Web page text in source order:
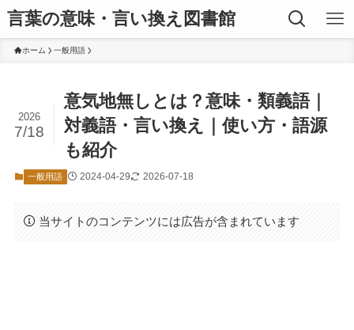
言葉の意味・言い換え図書館
ホーム 一般用語
意気地無しとは？意味・類義語｜
対義語・言い換え｜使い方・語源
も紹介
2026
7/18
一般用語 2024-04-29 2026-07-18
当サイトのコンテンツには広告が含まれています